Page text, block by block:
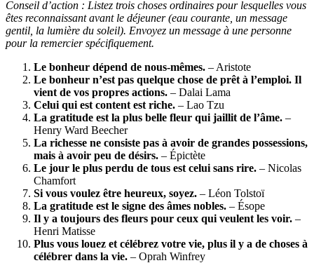
Conseil d’action : Listez trois choses ordinaires pour lesquelles vous
êtes reconnaissant avant le déjeuner (eau courante, un message
gentil, la lumière du soleil). Envoyez un message à une personne
pour la remercier spécifiquement.
Le bonheur dépend de nous-mêmes. – Aristote
Le bonheur n’est pas quelque chose de prêt à l’emploi. Il
vient de vos propres actions. – Dalai Lama
Celui qui est content est riche. – Lao Tzu
La gratitude est la plus belle fleur qui jaillit de l’âme. –
Henry Ward Beecher
La richesse ne consiste pas à avoir de grandes possessions,
mais à avoir peu de désirs. – Épictète
Le jour le plus perdu de tous est celui sans rire. – Nicolas
Chamfort
Si vous voulez être heureux, soyez. – Léon Tolstoï
La gratitude est le signe des âmes nobles. – Ésope
Il y a toujours des fleurs pour ceux qui veulent les voir. –
Henri Matisse
Plus vous louez et célébrez votre vie, plus il y a de choses à
célébrer dans la vie. – Oprah Winfrey